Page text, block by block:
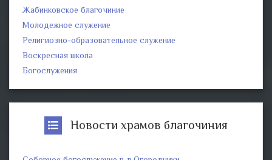
Жабинковское благочиние
Молодежное служение
Религиозно-образовательное служение
Воскресная школа
Богослужения
Новости храмов благочиния